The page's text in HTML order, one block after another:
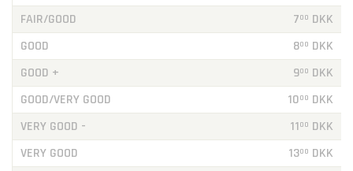
FAIR/GOOD 700 DKK
GOOD
800 DKK
GOOD +
900 DKK
GOOD/VERY GOOD
1000 DKK
VERY GOOD -
1100 DKK
VERY GOOD
1300 DKK